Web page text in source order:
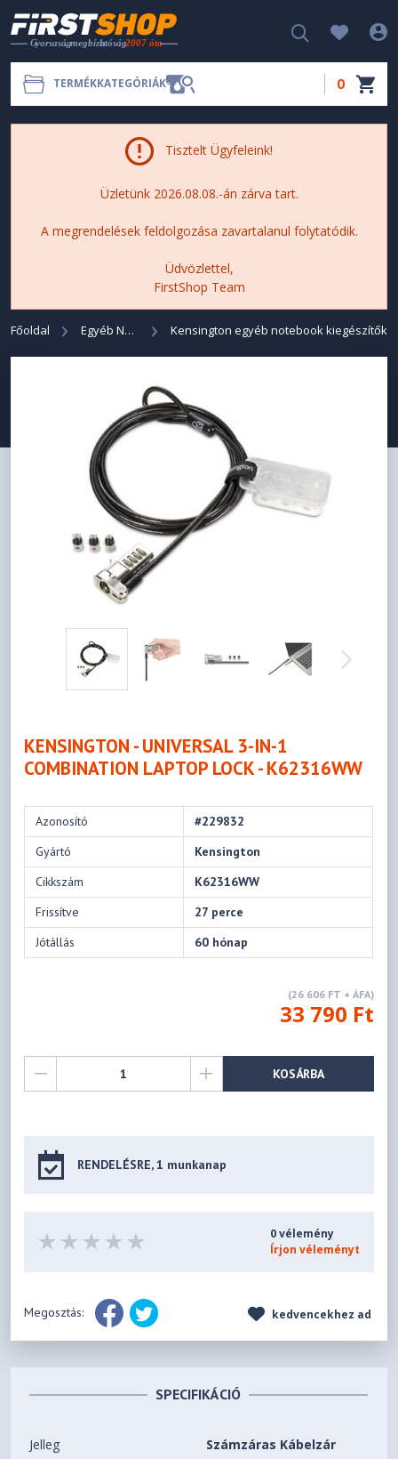
TERMÉKKATEGÓRIÁK 0
Tisztelt Ügyfeleink!
Üzletünk 2026.08.08.-án zárva tart.
A megrendelések feldolgozása zavartalanul folytatódik.
Üdvözlettel,
FirstShop Team
Főoldal Egyéb Notebook Kiegészítők Kensington egyéb notebook kiegészítők
KENSINGTON - UNIVERSAL 3-IN-1
COMBINATION LAPTOP LOCK - K62316WW
Azonosító
#229832
Gyártó
Kensington
Cikkszám
K62316WW
Frissítve
27 perce
Jótállás
60 hónap
(26 606 FT + ÁFA)
33 790 Ft
KOSÁRBA
RENDELÉSRE, 1 munkanap
0 vélemény
Írjon véleményt
Megosztás: kedvencekhez ad
SPECIFIKÁCIÓ
Jelleg Számzáras Kábelzár